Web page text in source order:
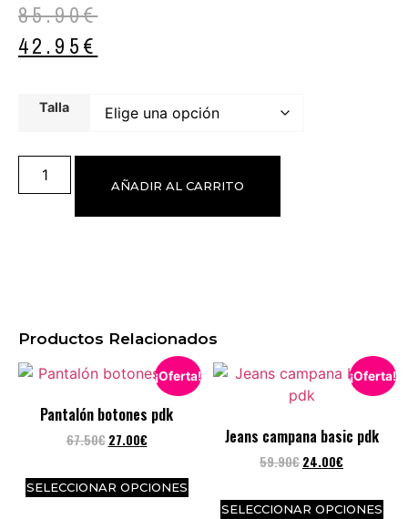
85.90€
42.95€
Talla
AÑADIR AL CARRITO
Productos Relacionados
¡Oferta!
Pantalón botones pdk
67.50€ 27.00€
SELECCIONAR OPCIONES
¡Oferta!
Jeans campana basic pdk
59.90€ 24.00€
SELECCIONAR OPCIONES